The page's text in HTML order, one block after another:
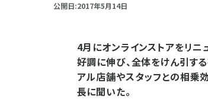
公開日:2017年5月14日
4月にオンラインストアをリニ
好調に伸び、全体をけん引す
アル店舗やスタッフとの相乗
長に聞いた。